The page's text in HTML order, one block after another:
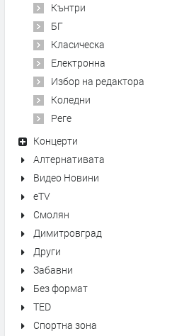
Кънтри
БГ
Класическа
Електронна
Избор на редактора
Коледни
Реге
Концерти
Алтернативата
Видео Новини
eTV
Смолян
Димитровград
Други
Забавни
Без формат
TED
Спортна зона